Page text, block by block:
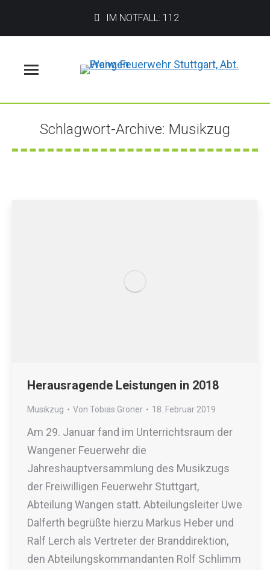
IM NOTFALL: 112
Schlagwort-Archive: Musikzug
Sie befinden sich hier:
Herausragende Leistungen in 2018
Musikzug Von Tobias Groner 18. Februar 2019
Am 29. Januar fand im Unterrichtsraum der
Wangener Feuerwehr die
Jahreshauptversammlung des Musikzugs
der Freiwilligen Feuerwehr Stuttgart,
Abteilung Wangen statt. Abteilungsleiter Uwe
Dalferth begrüßte hierzu Markus Heber und
Ralf Lerch als Vertreter der Branddirektion,
den Abteilungskommandanten Rolf Schlimm